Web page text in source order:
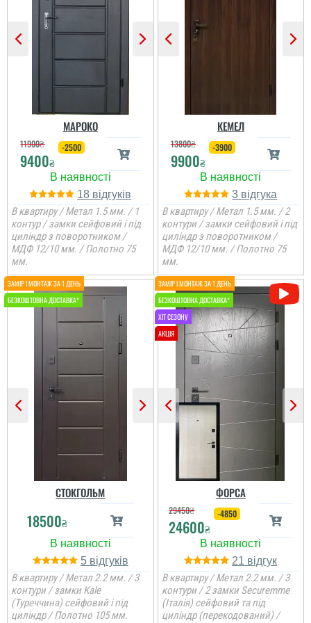
чекати не потрібно було
непогані.
Олег
Сподобався конструктив
та наповненням. Тут ж
терморозрив. Хлопці
...
Іван
Класний дизайн,надійне
дерев'яне покриття,
хороші замки і метал,
гарно утеплені, дякую за
допомогу у виборі
дверей, все дуже
надійно....
МАРОКО
11900₴
9400₴
-2500
18
В квартиру / Метал 1.5 мм. / 1
контур / замки сейфовий і під
циліндр з поворотником /
МДФ 12/10 мм. / Полотно 75
мм.
КЕМЕЛ
13800₴
9900₴
-3900
3
В квартиру / Метал 1.5 мм. / 2
контури / замки сейфовий і під
циліндр з поворотником /
МДФ 12/10 мм. / Полотно 75
мм.
СТОКГОЛЬМ
18500₴
5
В квартиру / Метал 2.2 мм. / 3
контури / замки Kale
(Туреччина) сейфовий і під
циліндр / Полотно 105 мм.
ФОРСА
29450₴
24600₴
-4850
21
В квартиру / Метал 2.2 мм. / 3
контури / 2 замки Securemme
(Італія) сейфовий та під
циліндр (перекодований) /